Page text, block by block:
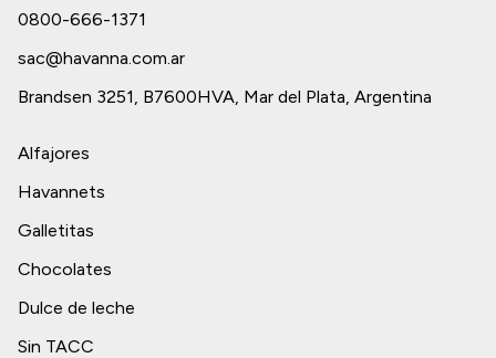
0800-666-1371
sac@havanna.com.ar
Brandsen 3251, B7600HVA, Mar del Plata, Argentina
Alfajores
Havannets
Galletitas
Chocolates
Dulce de leche
Sin TACC